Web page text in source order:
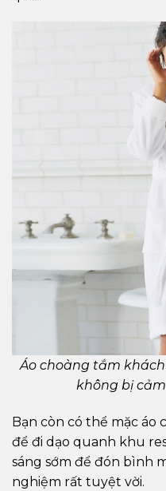
Áo choàng tắm
không bị
Bạn còn có thể mặc áo
để đi dạo quanh khu
sáng sớm để đón bình
nghiệm rất tuyệt vời.